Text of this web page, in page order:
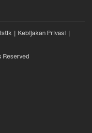
Kebijakan Privasi
Reserved